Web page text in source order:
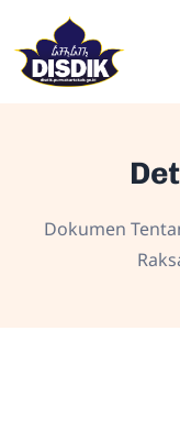
Dokumen